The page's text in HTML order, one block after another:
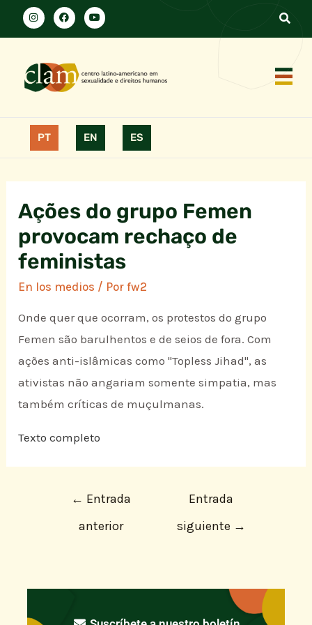
PT EN ES
Ações do grupo Femen
provocam rechaço de
feministas
En los medios / Porfw2
Onde quer que ocorram, os protestos do grupo
Femen são barulhentos e de seios de fora. Com
ações anti-islâmicas como "Topless Jihad", as
ativistas não angariam somente simpatia, mas
também críticas de muçulmanas.
Texto completo
← Entrada
anterior
Entrada
siguiente →